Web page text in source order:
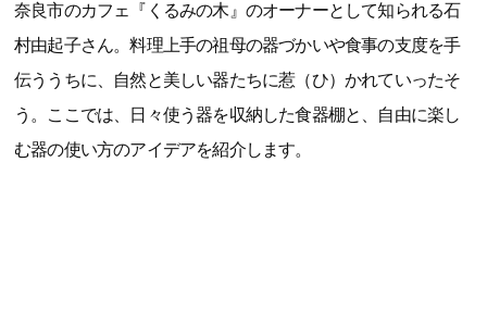
奈良市のカフェ『くるみの木』のオーナーとして知られる石
村由起子さん。料理上手の祖母の器づかいや食事の支度を手
伝ううちに、自然と美しい器たちに惹（ひ）かれていったそ
う。ここでは、日々使う器を収納した食器棚と、自由に楽し
む器の使い方のアイデアを紹介します。